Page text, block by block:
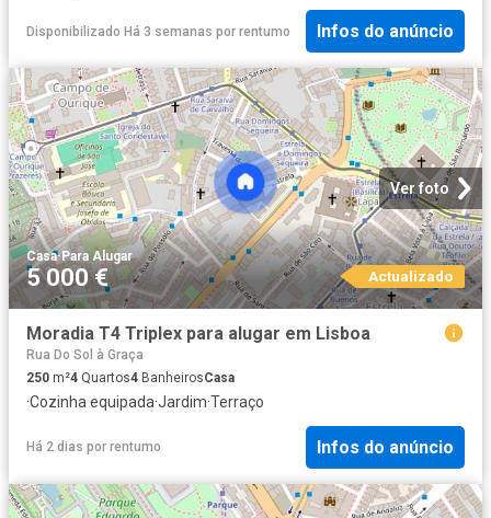
Disponibilizado Há 3 semanas por rentumo Infos do anúncio
Ver foto
Casa·Para Alugar
5 000 € Actualizado
Moradia T4 Triplex para alugar em Lisboa
Rua Do Sol à Graça
250 m²4 Quartos4 BanheirosCasa
·Cozinha equipada·Jardim·Terraço
Há 2 dias por rentumo Infos do anúncio